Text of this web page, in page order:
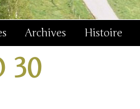
Archives Histoire
30